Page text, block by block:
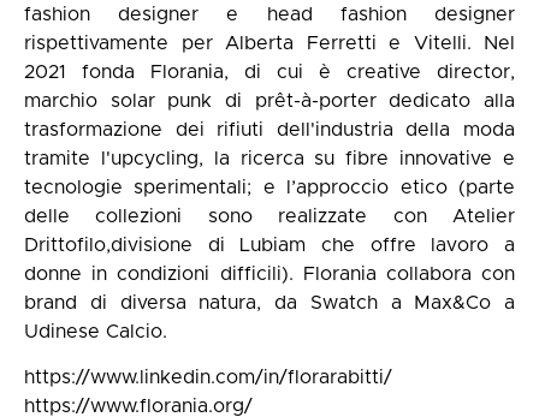
fashion designer e head fashion designer
rispettivamente per Alberta Ferretti e Vitelli. Nel
2021 fonda Florania, di cui è creative director,
marchio solar punk di prêt-à-porter dedicato alla
trasformazione dei rifiuti dell'industria della moda
tramite l'upcycling, la ricerca su fibre innovative e
tecnologie sperimentali; e l’approccio etico (parte
delle collezioni sono realizzate con Atelier
Drittofilo,divisione di Lubiam che offre lavoro a
donne in condizioni difficili). Florania collabora con
brand di diversa natura, da Swatch a Max&Co a
Udinese Calcio.
https://www.linkedin.com/in/florarabitti/
https://www.florania.org/